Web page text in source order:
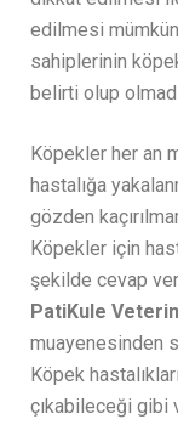
edilmesi
sahiplerinin
belirti olup
Köpekler her an
hastalığa
gözden
Köpekler için
şekilde cevap
PatiKule
muayenesinden
Köpek
çıkabileceği gibi